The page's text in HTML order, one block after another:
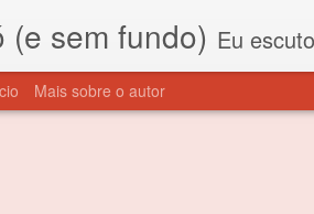
(e sem fundo) Eu escuto esta expressão "saco
Mais sobre o autor